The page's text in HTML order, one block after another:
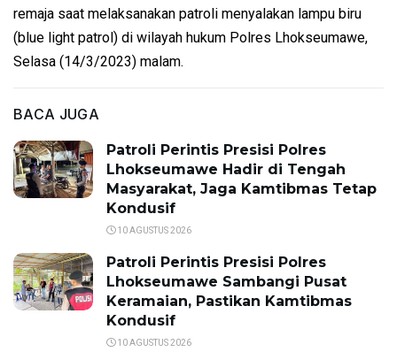
remaja saat melaksanakan patroli menyalakan lampu biru
(blue light patrol) di wilayah hukum Polres Lhokseumawe,
Selasa (14/3/2023) malam.
BACA JUGA
Patroli Perintis Presisi Polres
Lhokseumawe Hadir di Tengah
Masyarakat, Jaga Kamtibmas Tetap
Kondusif
10 AGUSTUS 2026
Patroli Perintis Presisi Polres
Lhokseumawe Sambangi Pusat
Keramaian, Pastikan Kamtibmas
Kondusif
10 AGUSTUS 2026